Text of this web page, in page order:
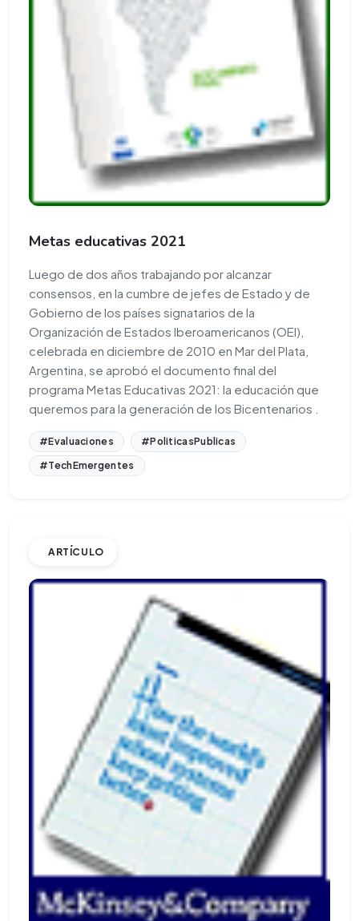
Metas educativas 2021
Luego de dos años trabajando por alcanzar
consensos, en la cumbre de jefes de Estado y de
Gobierno de los países signatarios de la
Organización de Estados Iberoamericanos (OEI),
celebrada en diciembre de 2010 en Mar del Plata,
Argentina, se aprobó el documento final del
programa Metas Educativas 2021: la educación que
queremos para la generación de los Bicentenarios .
#Evaluaciones
#PoliticasPublicas
#TechEmergentes
ARTÍCULO